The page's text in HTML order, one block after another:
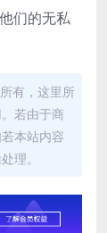
们的无私
有，这里所
若由于商
本站内容
理。